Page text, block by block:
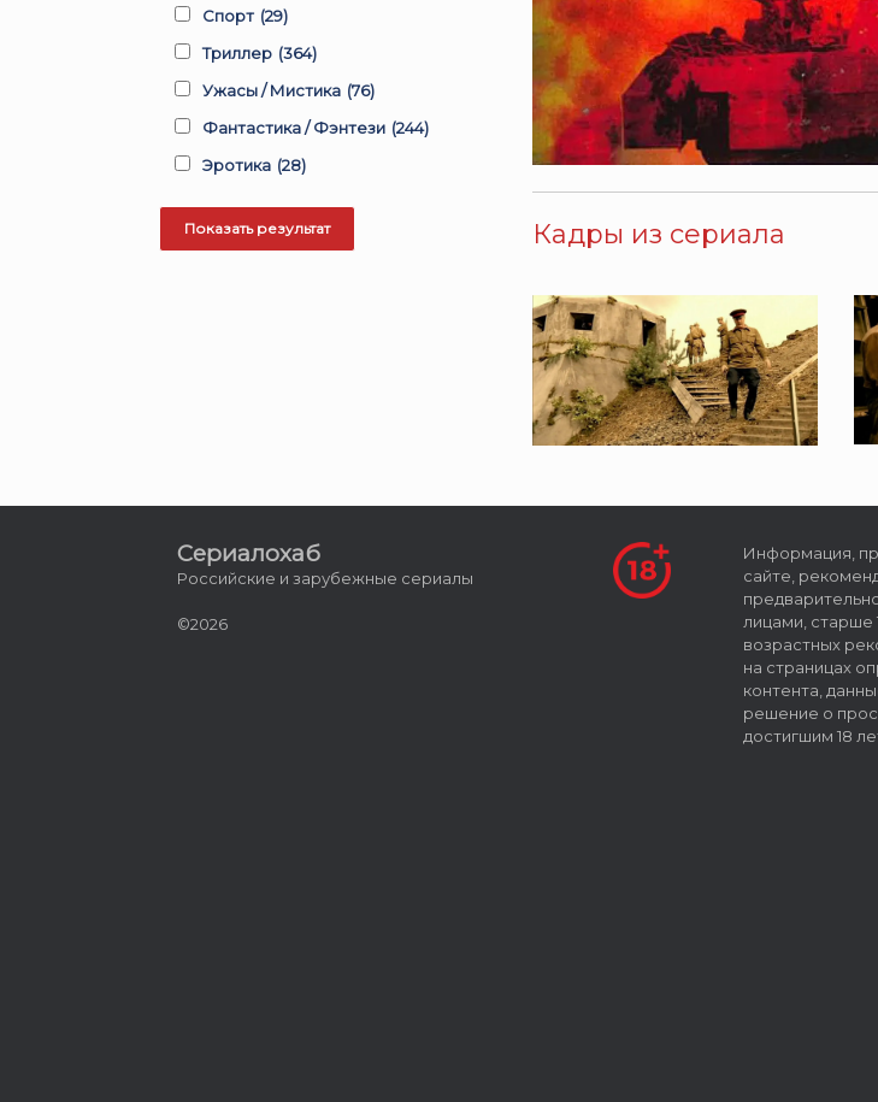
Кадры из сериала
Спорт (29)
Триллер (364)
Ужасы / Мистика (76)
Фантастика / Фэнтези (244)
Эротика (28)
Сериалохаб
Российские и зарубежные сериалы
©2026
Информация,
сайте,
лицами, старше
возрастных
на страницах
контента,
решение о
достигшим 18